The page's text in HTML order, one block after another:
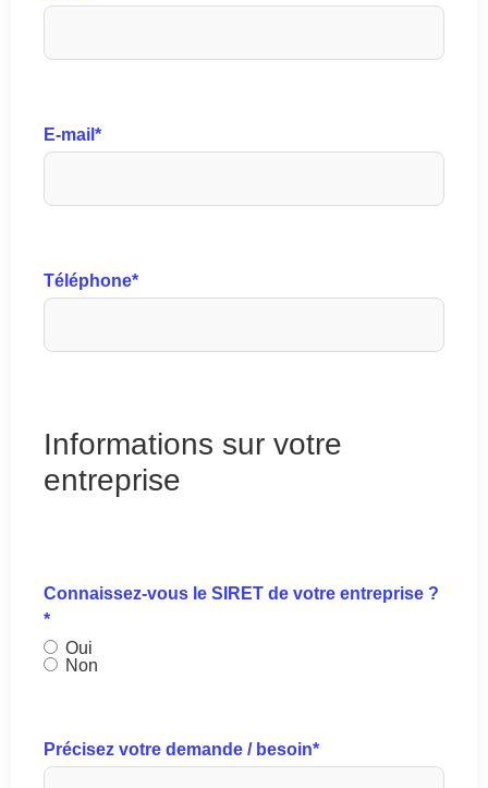
E-mail *
Téléphone*
Informations sur votre
entreprise
Connaissez-vous le SIRET de votre entreprise ?
*
Oui
Non
Précisez votre demande / besoin*